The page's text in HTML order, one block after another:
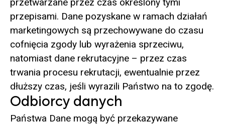
przepisami. Dane pozyskane w ramach działań
marketingowych są przechowywane do czasu
cofnięcia zgody lub wyrażenia sprzeciwu,
natomiast dane rekrutacyjne – przez czas
trwania procesu rekrutacji, ewentualnie przez
dłuższy czas, jeśli wyrazili Państwo na to zgodę.
Odbiorcy danych
Państwa Dane mogą być przekazywane